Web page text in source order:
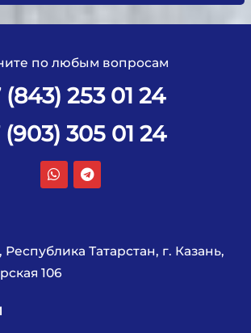
по любым вопросам
(843) 253 01 24
(903) 305 01 24
Татарстан, г. Казань,
106